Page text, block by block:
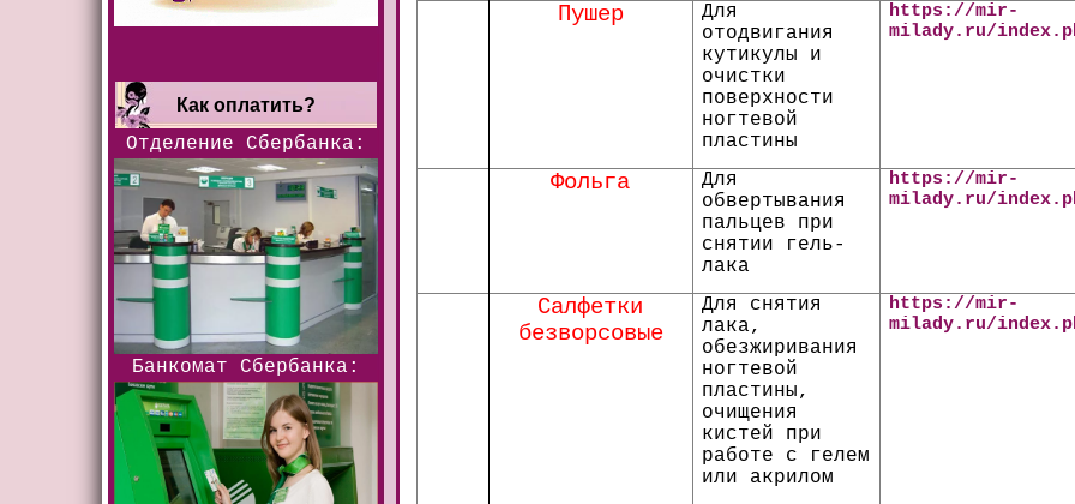
Как оплатить?
Отделение Сбербанка:
Банкомат Сбербанка:
Пушер
Для
отодвигания
кутикулы и
очистки
поверхности
ногтевой
пластины
https://mir-
milady.ru/
Фольга
Для
обвертывания
пальцев при
снятии гель-
лака
https://mir-
milady.ru/
Салфетки
безворсовые
Для снятия
лака,
обезжиривания
ногтевой
пластины,
очищения
кистей при
работе с гелем
или акрилом
https://mir-
milady.ru/